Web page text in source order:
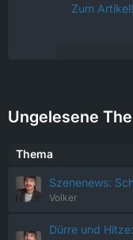
Zum Artikel!
Ungelesene
Thema
Szenenews:
Volker
Dürre und